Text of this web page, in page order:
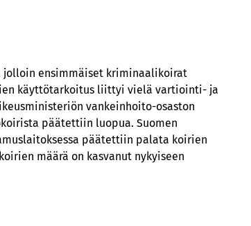
jolloin ensimmäiset kriminaalikoirat
käyttötarkoitus liittyi vielä vartiointi- ja
vankeinhoito-osaston
päätettiin luopua. Suomen
päätettiin palata koirien
määrä on kasvanut nykyiseen